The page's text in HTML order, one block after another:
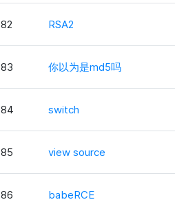
82 RSA2
83 你以为是md5吗
84 switch
85 view source
86 babeRCE